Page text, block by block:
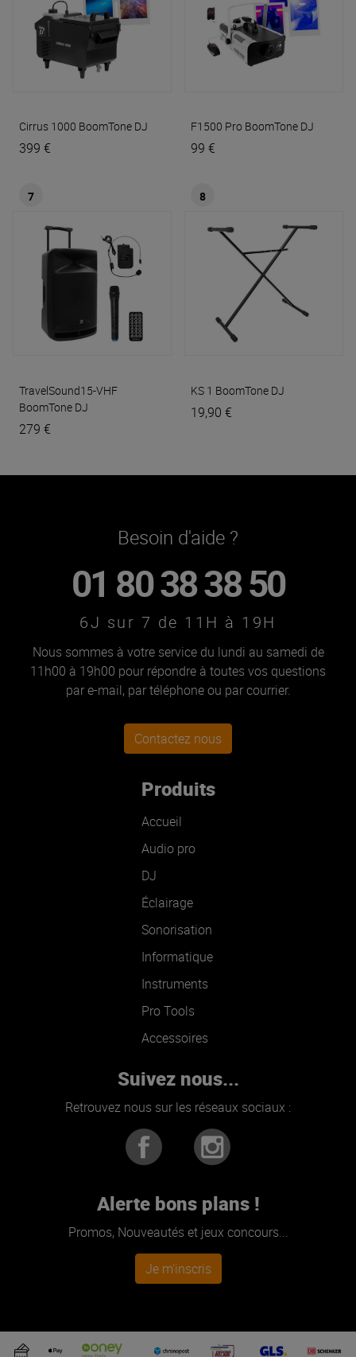
Cirrus 1000 BoomTone DJ
399 €
F1500 Pro BoomTone DJ
99 €
7
TravelSound15-VHF
BoomTone DJ
279 €
8
KS 1 BoomTone DJ
19,90 €
Besoin d'aide ?
01 80 38 38 50
6J sur 7 de 11H à 19H
Nous sommes à votre service du lundi au samedi de
11h00 à 19h00 pour répondre à toutes vos questions
par e-mail, par téléphone ou par courrier.
Contactez nous
Produits
Accueil
Audio pro
DJ
Éclairage
Sonorisation
Informatique
Instruments
Pro Tools
Accessoires
Suivez nous...
Retrouvez nous sur les réseaux sociaux :
Alerte bons plans !
Promos, Nouveautés et jeux concours...
Je m'inscris